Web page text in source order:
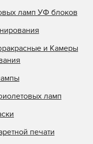
Pre
ламп УФ блоков
и Камеры
ламп
печати